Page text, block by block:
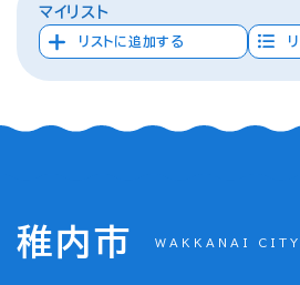
マイリスト
リストに追加する
稚内市 WAKKANAI CITY